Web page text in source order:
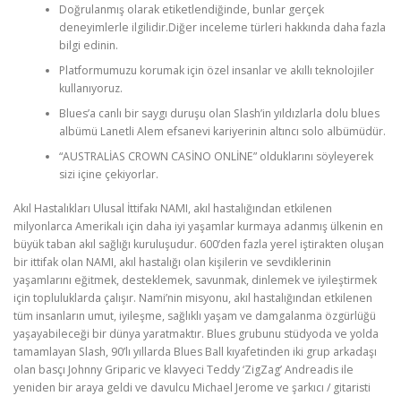
Doğrulanmış olarak etiketlendiğinde, bunlar gerçek
deneyimlerle ilgilidir.Diğer inceleme türleri hakkında daha fazla
bilgi edinin.
Platformumuzu korumak için özel insanlar ve akıllı teknolojiler
kullanıyoruz.
Blues’a canlı bir saygı duruşu olan Slash’in yıldızlarla dolu blues
albümü Lanetli Alem efsanevi kariyerinin altıncı solo albümüdür.
“AUSTRALİAS CROWN CASİNO ONLİNE” olduklarını söyleyerek
sizi içine çekiyorlar.
Akıl Hastalıkları Ulusal İttifakı NAMI, akıl hastalığından etkilenen
milyonlarca Amerikalı için daha iyi yaşamlar kurmaya adanmış ülkenin en
büyük taban akıl sağlığı kuruluşudur. 600’den fazla yerel iştirakten oluşan
bir ittifak olan NAMI, akıl hastalığı olan kişilerin ve sevdiklerinin
yaşamlarını eğitmek, desteklemek, savunmak, dinlemek ve iyileştirmek
için topluluklarda çalışır. Nami’nin misyonu, akıl hastalığından etkilenen
tüm insanların umut, iyileşme, sağlıklı yaşam ve damgalanma özgürlüğü
yaşayabileceği bir dünya yaratmaktır. Blues grubunu stüdyoda ve yolda
tamamlayan Slash, 90’lı yıllarda Blues Ball kıyafetinden iki grup arkadaşı
olan basçı Johnny Griparic ve klavyeci Teddy ‘ZigZag’ Andreadis ile
yeniden bir araya geldi ve davulcu Michael Jerome ve şarkıcı / gitaristi